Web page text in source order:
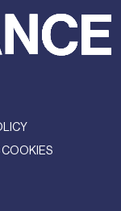
une vision
encore
la
créent, a déclaré